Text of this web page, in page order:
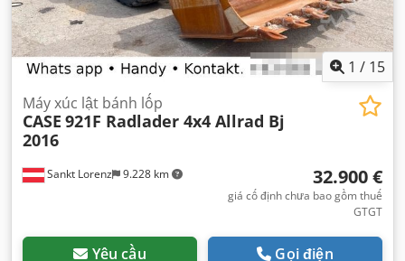
1 / 15
Sankt Lorenz 9.228 km
Máy xúc lật bánh lốp
CASE 921F Radlader 4x4 Allrad Bj
2016
32.900 €
giá cố định chưa bao gồm thuế
GTGT
Yêu cầu Gọi điện